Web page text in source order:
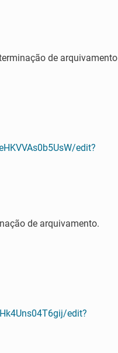
de
edit?
de arquivamento.
edit?